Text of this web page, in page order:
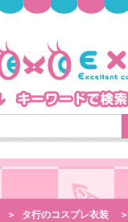
＞ タ行のコスプレ衣装 ＞